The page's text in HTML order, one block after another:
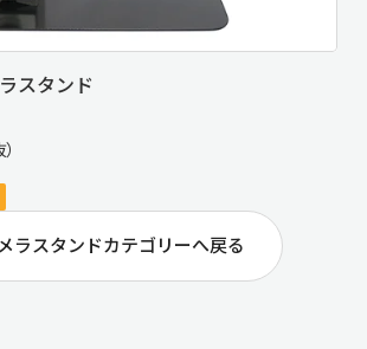
スタンド
ラスタンドカテゴリーへ戻る